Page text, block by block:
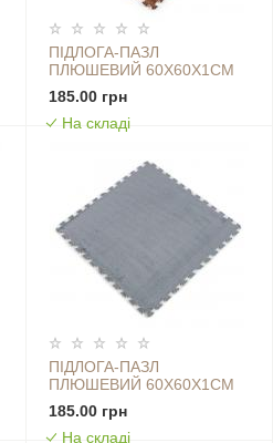
ПІДЛОГА-ПАЗЛ
ПЛЮШЕВИЙ 60Х60Х1СМ
КОРИЧНЕВИЙ (D) SW-
00002083
185.00 грн
На складі
ПІДЛОГА-ПАЗЛ
ПЛЮШЕВИЙ 60Х60Х1СМ
СВІТЛО-СІРИЙ (D) SW-
00002081
185.00 грн
На складі